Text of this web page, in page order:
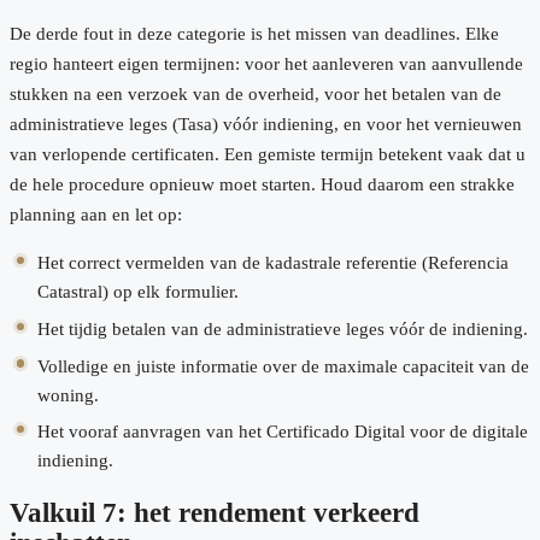
De derde fout in deze categorie is het missen van deadlines. Elke
regio hanteert eigen termijnen: voor het aanleveren van aanvullende
stukken na een verzoek van de overheid, voor het betalen van de
administratieve leges (Tasa) vóór indiening, en voor het vernieuwen
van verlopende certificaten. Een gemiste termijn betekent vaak dat u
de hele procedure opnieuw moet starten. Houd daarom een strakke
planning aan en let op:
Het correct vermelden van de kadastrale referentie (Referencia
Catastral) op elk formulier.
Het tijdig betalen van de administratieve leges vóór de indiening.
Volledige en juiste informatie over de maximale capaciteit van de
woning.
Het vooraf aanvragen van het Certificado Digital voor de digitale
indiening.
Valkuil 7: het rendement verkeerd